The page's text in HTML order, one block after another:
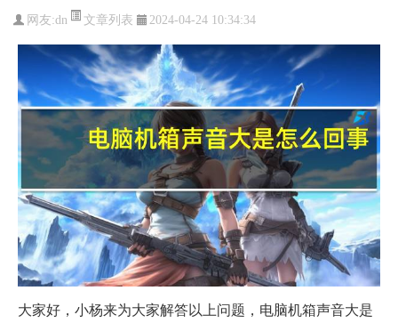
网友:dn 文章列表 2024-04-24 10:34:34
大家好，小杨来为大家解答以上问题，电脑机箱声音大是